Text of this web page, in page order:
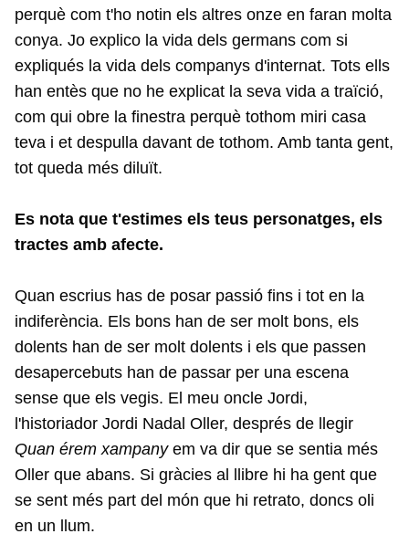
perquè com t'ho notin els altres onze en faran molta
conya. Jo explico la vida dels germans com si
expliqués la vida dels companys d'internat. Tots ells
han entès que no he explicat la seva vida a traïció,
com qui obre la finestra perquè tothom miri casa
teva i et despulla davant de tothom. Amb tanta gent,
tot queda més diluït.
Es nota que t'estimes els teus personatges, els
tractes amb afecte.
Quan escrius has de posar passió fins i tot en la
indiferència. Els bons han de ser molt bons, els
dolents han de ser molt dolents i els que passen
desapercebuts han de passar per una escena
sense que els vegis. El meu oncle Jordi,
l'historiador Jordi Nadal Oller, després de llegir
Quan érem xampanyem va dir que se sentia més
Oller que abans. Si gràcies al llibre hi ha gent que
se sent més part del món que hi retrato, doncs oli
en un llum.